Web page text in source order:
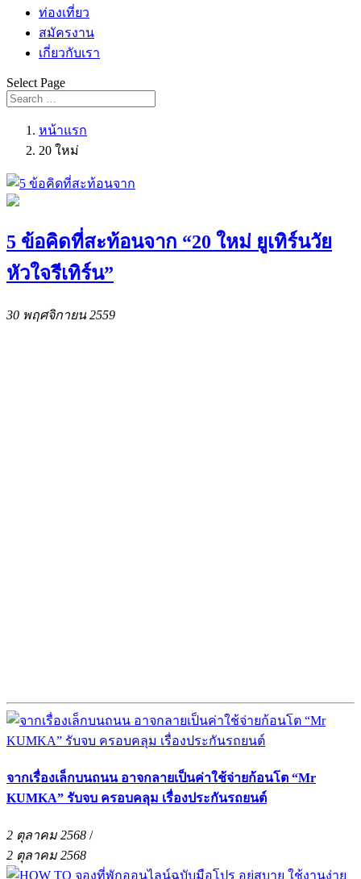
ท่องเที่ยว
สมัครงาน
เกี่ยวกับเรา
Select Page
หน้าแรก
20 ใหม่
5 ข้อคิดที่สะท้อนจาก “20 ใหม่ ยูเทิร์นวัย
หัวใจรีเทิร์น”
30 พฤศจิกายน 2559
จากเรื่องเล็กบนถนน อาจกลายเป็นค่าใช้จ่ายก้อนโต “Mr
KUMKA” รับจบ ครอบคลุม เรื่องประกันรถยนต์
2 ตุลาคม 2568 /
2 ตุลาคม 2568